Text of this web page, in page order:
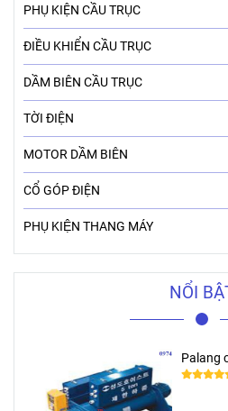
PHỤ KIỆN CẦU TRỤC
ĐIỀU KHIỂN CẦU TRỤC
DẦM BIÊN CẦU TRỤC
TỜI ĐIỆN
MOTOR DẦM BIÊN
CỔ GÓP ĐIỆN
PHỤ KIỆN THANG MÁY
NỔI
Palang